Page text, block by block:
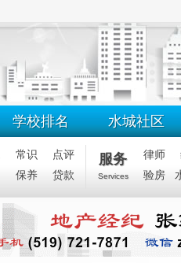
学校排名 水城社区
常识
点评
保养
贷款
服务
Services
律师
验房